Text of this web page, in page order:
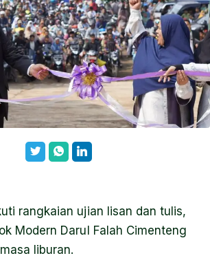
rangkaian ujian lisan dan tulis,
Modern Darul Falah Cimenteng
liburan.